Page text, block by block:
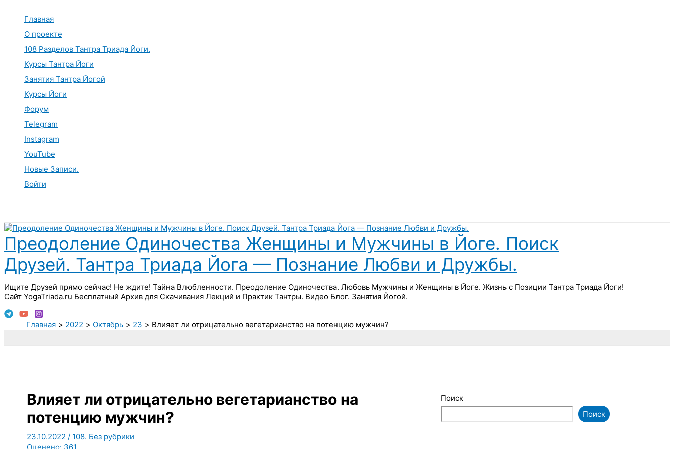
Главная
О проекте
108 Разделов Тантра Триада Йоги.
Курсы Тантра Йоги
Занятия Тантра Йогой
Курсы Йоги
Форум
Telegram
Instagram
YouTube
Новые Записи.
Войти
Преодоление Одиночества Женщины и Мужчины в Йоге. Поиск
Друзей. Тантра Триада Йога — Познание Любви и Дружбы.
Ищите Друзей прямо сейчас! Не ждите! Тайна Влюбленности. Преодоление Одиночества. Любовь Мужчины и Женщины в Йоге. Жизнь с Позиции Тантра Триада Йоги!
Сайт YogaTriada.ru Бесплатный Архив для Скачивания Лекций и Практик Тантры. Видео Блог. Занятия Йогой.
Главная 2022 Октябрь 23 Влияет ли отрицательно вегетарианство на потенцию мужчин?
Влияет ли отрицательно вегетарианство на
потенцию мужчин?
23.10.2022 / 108. Без рубрики
Поиск
Поиск